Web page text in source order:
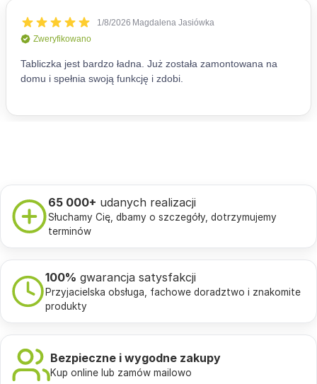
65 000+ udanych realizacji
Słuchamy Cię, dbamy o szczegóły, dotrzymujemy
terminów
100% gwarancja satysfakcji
Przyjacielska obsługa, fachowe doradztwo i znakomite
produkty
Bezpieczne i wygodne zakupy
Kup online lub zamów mailowo